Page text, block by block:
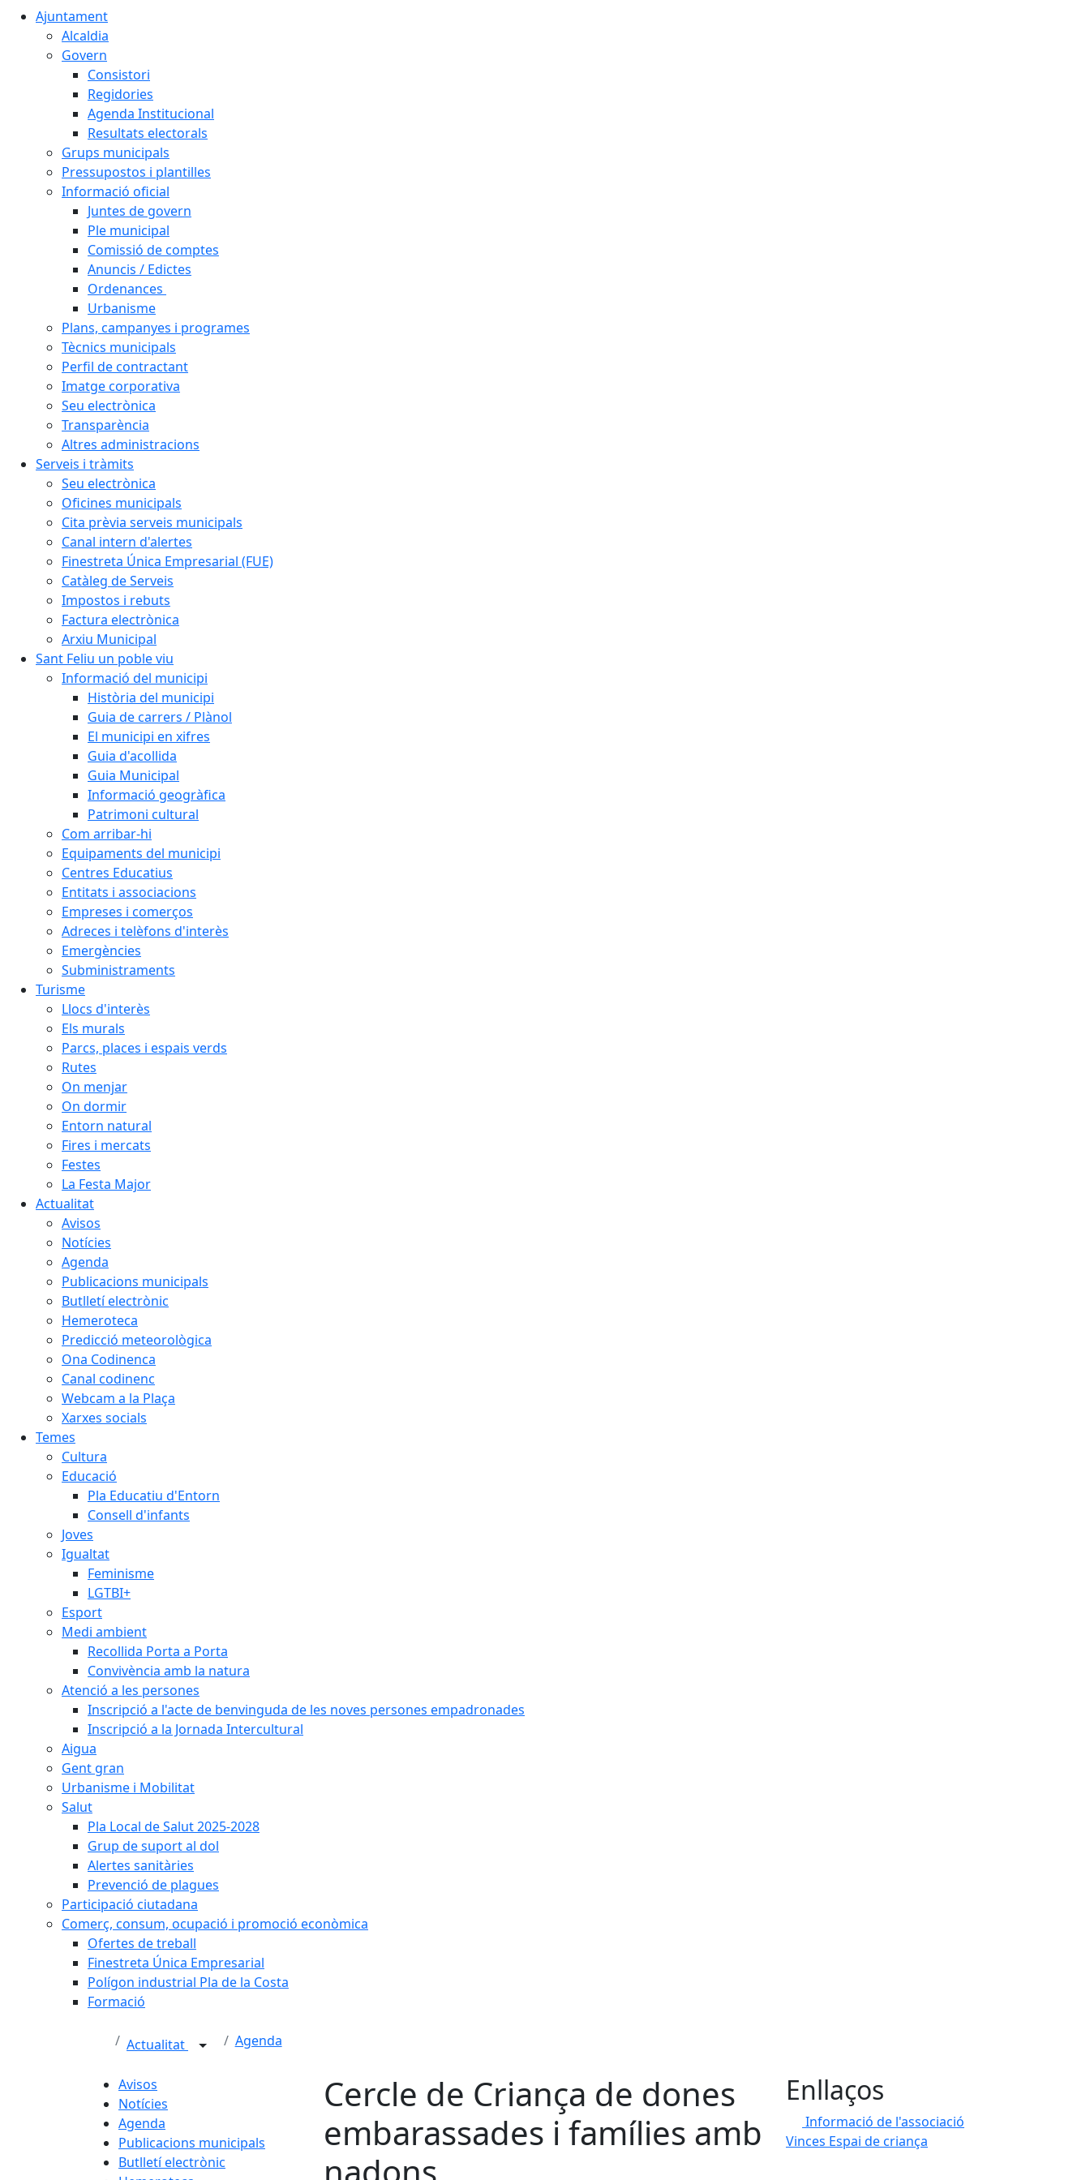
Ajuntament
Alcaldia
Govern
Consistori
Regidories
Agenda Institucional
Resultats electorals
Grups municipals
Pressupostos i plantilles
Informació oficial
Juntes de govern
Ple municipal
Comissió de comptes
Anuncis / Edictes
Ordenances
Urbanisme
Plans, campanyes i programes
Tècnics municipals
Perfil de contractant
Imatge corporativa
Seu electrònica
Transparència
Altres administracions
Serveis i tràmits
Seu electrònica
Oficines municipals
Cita prèvia serveis municipals
Canal intern d'alertes
Finestreta Única Empresarial (FUE)
Catàleg de Serveis
Impostos i rebuts
Factura electrònica
Arxiu Municipal
Sant Feliu un poble viu
Informació del municipi
Història del municipi
Guia de carrers / Plànol
El municipi en xifres
Guia d'acollida
Guia Municipal
Informació geogràfica
Patrimoni cultural
Com arribar-hi
Equipaments del municipi
Centres Educatius
Entitats i associacions
Empreses i comerços
Adreces i telèfons d'interès
Emergències
Subministraments
Turisme
Llocs d'interès
Els murals
Parcs, places i espais verds
Rutes
On menjar
On dormir
Entorn natural
Fires i mercats
Festes
La Festa Major
Actualitat
Avisos
Notícies
Agenda
Publicacions municipals
Butlletí electrònic
Hemeroteca
Predicció meteorològica
Ona Codinenca
Canal codinenc
Webcam a la Plaça
Xarxes socials
Temes
Cultura
Educació
Pla Educatiu d'Entorn
Consell d'infants
Joves
Igualtat
Feminisme
LGTBI+
Esport
Medi ambient
Recollida Porta a Porta
Convivència amb la natura
Atenció a les persones
Inscripció a l'acte de benvinguda de les noves persones empadronades
Inscripció a la Jornada Intercultural
Aigua
Gent gran
Urbanisme i Mobilitat
Salut
Pla Local de Salut 2025-2028
Grup de suport al dol
Alertes sanitàries
Prevenció de plagues
Participació ciutadana
Comerç, consum, ocupació i promoció econòmica
Ofertes de treball
Finestreta Única Empresarial
Polígon industrial Pla de la Costa
Formació
Actualitat Agenda
Avisos
Notícies
Agenda
Publicacions municipals
Butlletí electrònic
Cercle de Criança de dones
embarassades i famílies amb
Enllaços
Informació de l'associació
Vinces Espai de criança